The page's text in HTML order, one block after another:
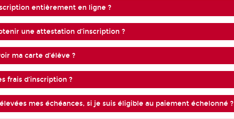
entièrement en ligne ?
une attestation d’inscription ?
ma carte d’élève ?
frais d’inscription ?
mes échéances, si je suis éligible au paiement échelonné ?